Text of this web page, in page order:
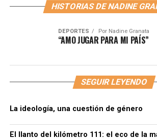
HISTORIAS DE NADINE
DEPORTES Por Nadine Granata
“AMO JUGAR PARA MI PAÍS”
SEGUIR LEYENDO
La ideología, una cuestión de género
El llanto del kilómetro 111: el eco de la